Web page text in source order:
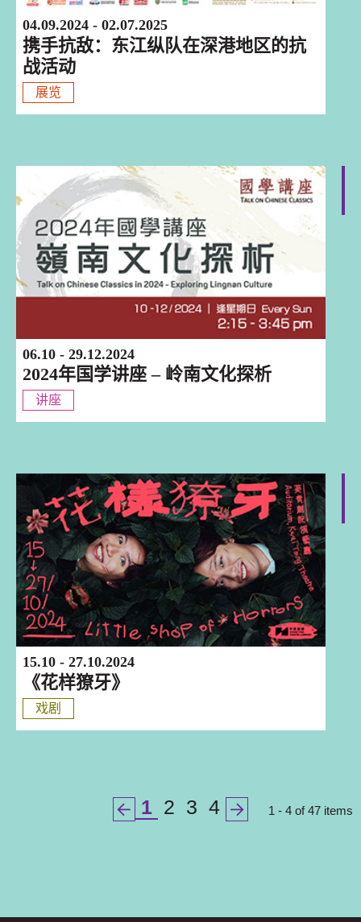
04.09.2024 - 02.07.2025
携手抗敌：东江纵队在深港地区的抗
战活动
展览
06.10 - 29.12.2024
2024年国学讲座 – 岭南文化探析
讲座
15.10 - 27.10.2024
《花样獠牙》
戏剧
1 2 3 4 1 - 4 of 47 items